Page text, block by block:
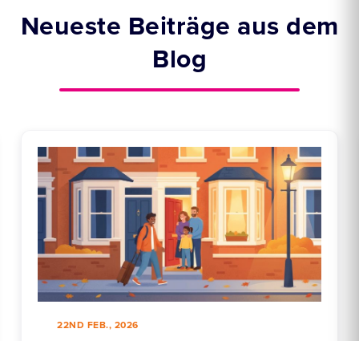
Neueste Beiträge aus dem
Blog
22ND FEB., 2026